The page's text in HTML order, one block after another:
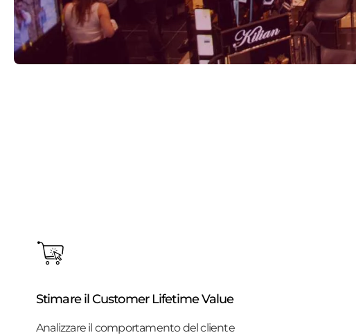
Stimare il Customer Lifetime Value
Analizzare il comportamento del cliente